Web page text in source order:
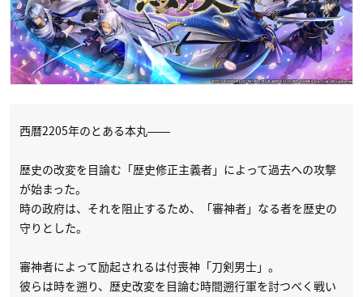
西暦2205年のとある本丸――
歴史の改変を目論む「歴史修正主義者」によって過去への攻撃
が始まった。
時の政府は、それを阻止するため、「審神者」なる者を歴史の
守りとした。
審神者によって励起されるは付喪神「刀剣男士」。
彼らは時を遡り、歴史改変を目論む時間遡行軍を討つべく戦い